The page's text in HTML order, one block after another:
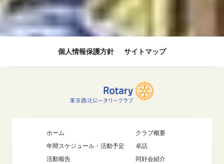
個人情報保護方針 サイトマップ
ホーム
クラブ概要
年間スケジュール・活動予定
卓話
活動報告
同好会紹介